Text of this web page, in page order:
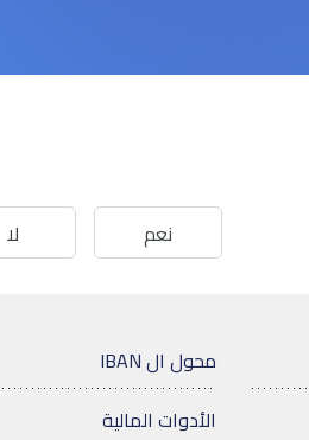
نعم لا
محول ال IBAN
الأدوات المالية